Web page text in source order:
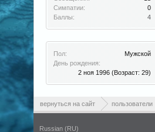
Симпатии:
0
Баллы:
4
Пол:
Мужской
День рождения:
2 ноя 1996 (Возраст: 29)
вернуться на сайт пользователи
Russian (RU)